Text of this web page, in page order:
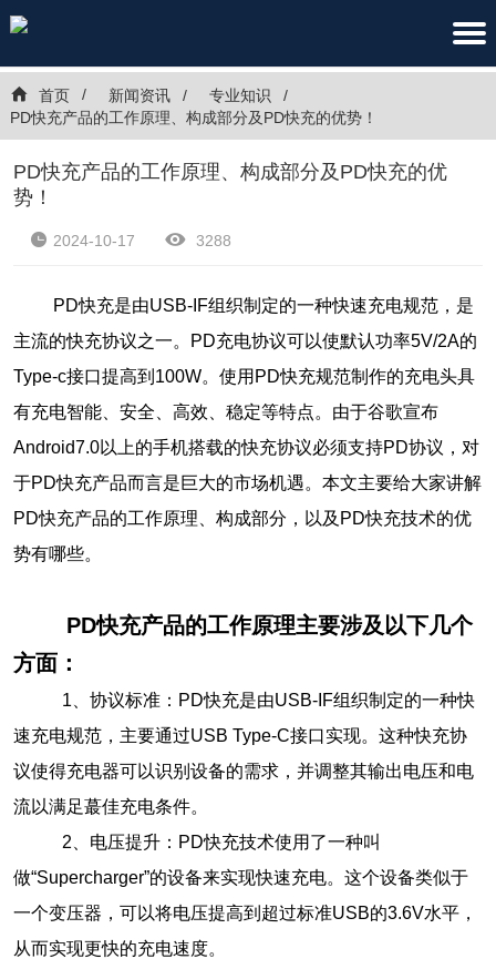
首页 新闻资讯
专业知识
PD快充产品的工作原理、构成部分及PD快充的优势！
PD快充产品的工作原理、构成部分及PD快充的优
势！
2024-10-17 3288
PD快充是由USB-IF组织制定的一种快速充电规范，是
主流的快充协议之一。PD充电协议可以使默认功率5V/2A的
Type-c接口提高到100W。使用PD快充规范制作的充电头具
有充电智能、安全、高效、稳定等特点。由于谷歌宣布
Android7.0以上的手机搭载的快充协议必须支持PD协议，对
于PD快充产品而言是巨大的市场机遇。本文主要给大家讲解
PD快充产品的工作原理、构成部分，以及PD快充技术的优
势有哪些。
PD快充产品的工作原理主要涉及以下几个
方面‌：
‌ 1、协议标准‌：PD快充是由USB-IF组织制定的一种快
速充电规范，主要通过USB Type-C接口实现。这种快充协
议使得充电器可以识别设备的需求，并调整其输出电压和电
流以满足蕞佳充电条件‌。
‌ 2、电压提升‌：PD快充技术使用了一种叫
做“Supercharger”的设备来实现快速充电。这个设备类似于
一个变压器，可以将电压提高到超过标准USB的3.6V水平，
从而实现更快的充电速度‌。